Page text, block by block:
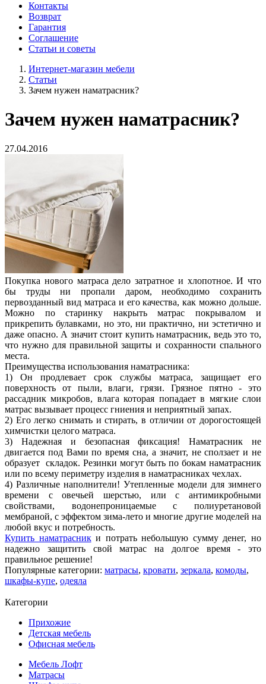
Контакты
Возврат
Гарантия
Соглашение
Статьи и советы
Интернет-магазин мебели
Статьи
Зачем нужен наматрасник?
Зачем нужен наматрасник?
27.04.2016
Покупка нового матраса дело затратное и хлопотное. И что
бы труды ни пропали даром, необходимо сохранить
первозданный вид матраса и его качества, как можно дольше.
Можно по старинку накрыть матрас покрывалом и
прикрепить булавками, но это, ни практично, ни эстетично и
даже опасно. А значит стоит купить наматрасник, ведь это то,
что нужно для правильной защиты и сохранности спального
места.
Преимущества использования наматрасника:
1) Он продлевает срок службы матраса, защищает его
поверхность от пыли, влаги, грязи. Грязное пятно - это
рассадник микробов, влага которая попадает в мягкие слои
матрас вызывает процесс гниения и неприятный запах.
2) Его легко снимать и стирать, в отличии от дорогостоящей
химчистки целого матраса.
3) Надежная и безопасная фиксация! Наматрасник не
двигается под Вами по время сна, а значит, не сползает и не
образует складок. Резинки могут быть по бокам наматрасник
или по всему периметру изделия в наматрасниках чехлах.
4) Различные наполнители! Утепленные модели для зимнего
времени с овечьей шерстью, или с антимикробными
свойствами, водонепроницаемые с полиуретановой
мембраной, с эффектом зима-лето и многие другие моделей на
любой вкус и потребность.
Купить наматрасники потрать небольшую сумму денег, но
надежно защитить свой матрас на долгое время - это
правильное решение!
Популярные категории: матрасы, кровати, зеркала, комоды,
шкафы-купе, одеяла
Категории
Прихожие
Детская мебель
Офисная мебель
Мебель Лофт
Матрасы